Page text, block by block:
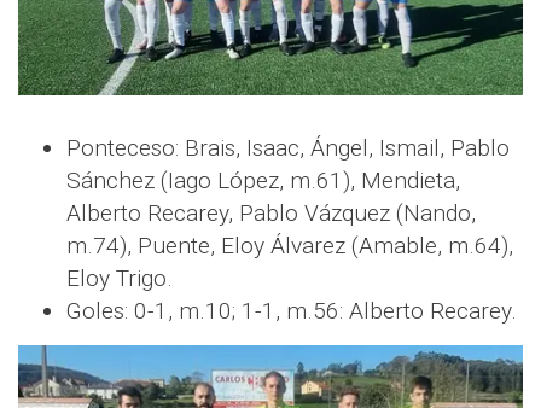
Ponteceso: Brais, Isaac, Ángel, Ismail, Pablo
Sánchez (Iago López, m.61), Mendieta,
Alberto Recarey, Pablo Vázquez (Nando,
m.74), Puente, Eloy Álvarez (Amable, m.64),
Eloy Trigo.
Goles: 0-1, m.10; 1-1, m.56: Alberto Recarey.